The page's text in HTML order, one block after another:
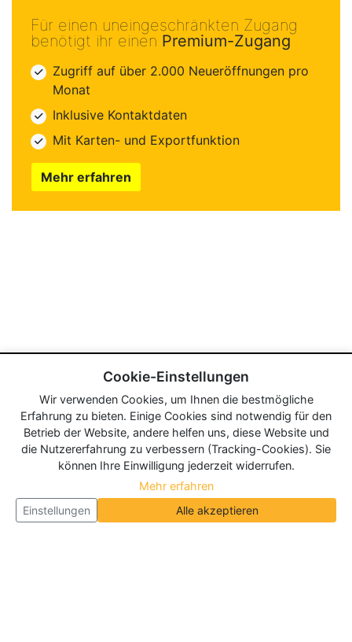
Für einen uneingeschränkten Zugang
benötigt ihr einen Premium-Zugang
Zugriff auf über 2.000 Neueröffnungen pro
Monat
Inklusive Kontaktdaten
Mit Karten- und Exportfunktion
Mehr erfahren
Cookie-Einstellungen
Wir verwenden Cookies, um Ihnen die bestmögliche
Erfahrung zu bieten. Einige Cookies sind notwendig für den
Betrieb der Website, andere helfen uns, diese Website und
die Nutzererfahrung zu verbessern (Tracking-Cookies). Sie
können Ihre Einwilligung jederzeit widerrufen.
Mehr erfahren
Einstellungen
Alle akzeptieren